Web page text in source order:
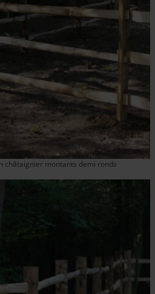
châtaignier montants demi ronds